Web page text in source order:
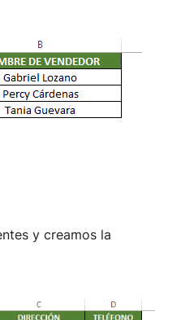
y creamos la